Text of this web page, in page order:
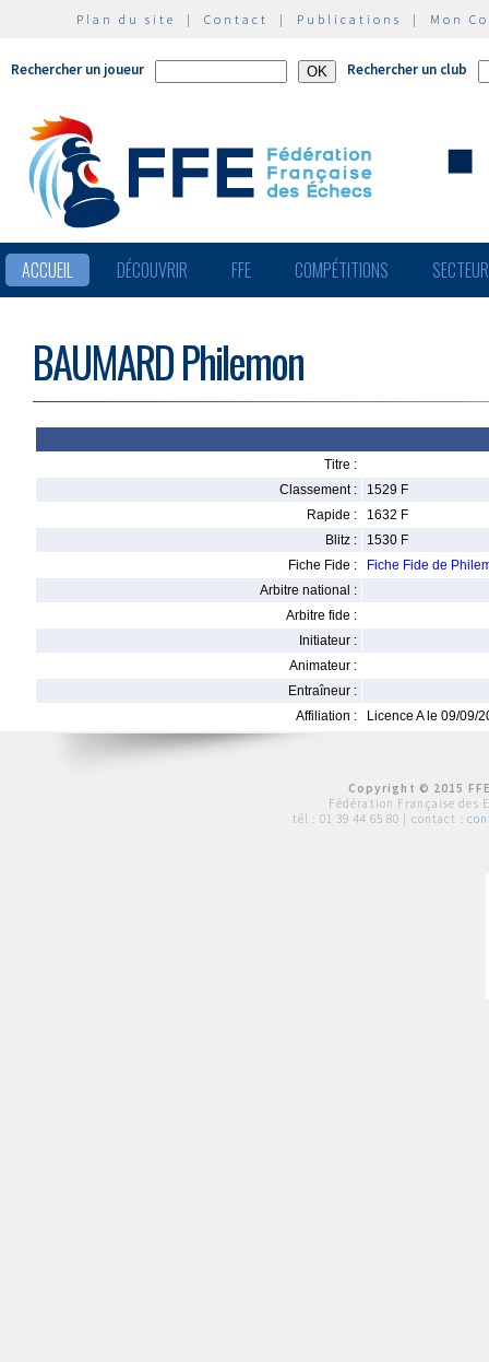
Plan du site | Contact | Publications | Mon
Rechercher un joueur Rechercher un club
ACCUEIL DÉCOUVRIR FFE COMPÉTITIONS
BAUMARD Philemon
Titre :
Classement :
1529 F
Rapide :
1632 F
Blitz :
1530 F
Fiche Fide :
Fiche Fide de
Arbitre national :
Arbitre fide :
Initiateur :
Animateur :
Entraîneur :
Affiliation :
Licence A le 09/09/
Copyright © 2015
Fédération Française des
tél : 01 39 44 65 80 | contact :